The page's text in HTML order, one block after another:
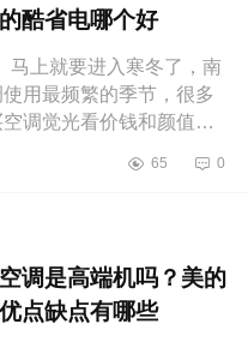
酷省电哪个好
上就要进入寒冬了，南
用最频繁的季节，很多
空调觉光看价钱和颜值，
不精打细算，如果空调不
65 0
调是高端机吗？美的
点缺点有哪些